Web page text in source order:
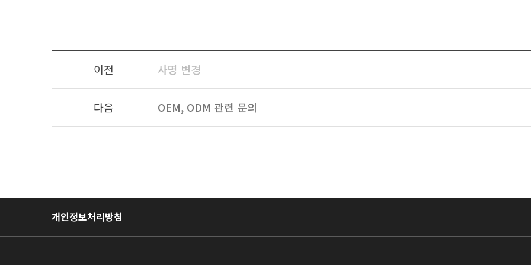
이전 사명 변경
다음 OEM, ODM 관련 문의
개인정보처리방침